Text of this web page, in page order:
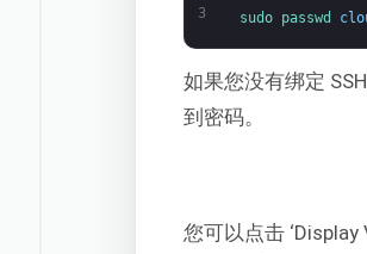
3
sudo passwd
如果您没有绑定
到密码。
您可以点击 ‘Display